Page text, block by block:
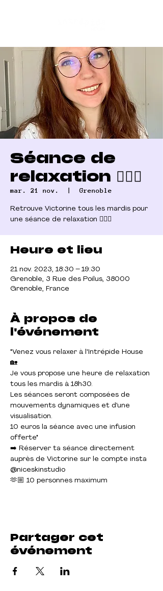
Séance de
relaxation 🧚🏼‍♂️
mar. 21 nov.
  |
Grenoble
Retrouve Victorine tous les mardis pour
une séance de relaxation 🧚🏼‍♀️
Heure et lieu
21 nov. 2023, 18:30 – 19:30
Grenoble, 3 Rue des Poilus, 38000
Grenoble, France
À propos de
l'événement
"Venez vous relaxer à l'Intrépide House
🏡
Je vous propose une heure de relaxation
tous les mardis à 18h30.
Les séances seront composées de
mouvements dynamiques et d’une
visualisation.
10 euros la séance avec une infusion
offerte"
➡️ Réserver ta séance directement
auprès de Victorine sur le compte insta
@niceskinstudio
🫶🏼 10 personnes maximum
Partager cet
événement